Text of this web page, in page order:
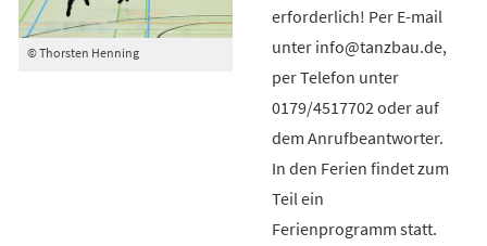
© Thorsten Henning
erforderlich! Per E-mail
unter info@tanzbau.de,
per Telefon unter
0179/4517702 oder auf
dem Anrufbeantworter.
In den Ferien findet zum
Teil ein
Ferienprogramm statt.